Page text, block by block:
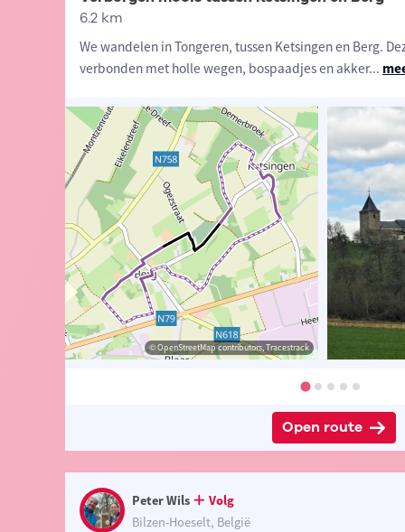
6.2 km
We wandelen in Tongeren, tussen Ketsingen en Berg.
verbonden met holle wegen, bospaadjes en akker...
© OpenStreetMap contributors, Tracestrack
Open route
© Jan Theunis © Jan Theunis
Peter Wils
Volg
Bilzen-Hoeselt, België